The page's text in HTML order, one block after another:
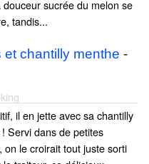
sucrée du melon se
tandis...
et chantilly menthe -
il en jette avec sa chantilly
Servi dans de petites
on le croirait tout juste sorti